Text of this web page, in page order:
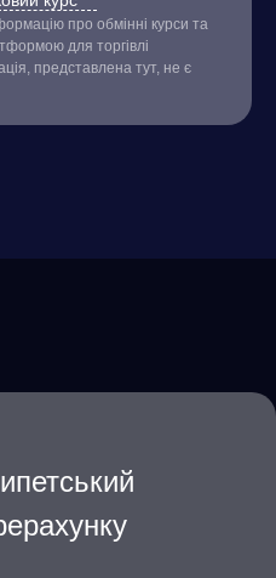
про обмінні курси та
для торгівлі
представлена тут, не є